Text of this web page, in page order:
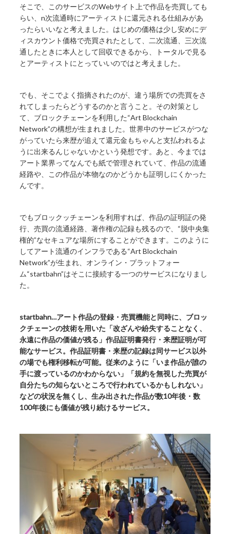
そこで、このサービスのWebサイト上で作品を売買しても
らい、n次流通時にアーティストに還元される仕組みがあ
ったらいいなと考えました。はじめの価格は少し安めにデ
ィスカウント価格で売買されたとして、二次流通、三次流
通したときに本人として回収できるから、トータルで見る
とアーティストにとっていいのではと考えました。
でも、そこでよく指摘されたのが、違う場所での売買をさ
れてしまったらどうするのかと言うこと。その対策とし
て、ブロックチェーンを利用した“Art Blockchain
Network”の構想が生まれました。世界中のサービスがつな
がっていたら来歴が追えて還元金もちゃんと支払われるよ
うに出来るんじゃないかという発想です。あと、今までは
アート業界ってなんでも紙で管理されていて、作品の流通
経路や、この作品が本物なのかどうかも証明しにくかった
んです。
でもブロックッチェーンを利用すれば、作品の証明証の発
行、売買の流通経路、著作権の記録も残るので、“脱中央集
権的”なセキュアな場所にすることができます。このように
してアート流通のインフラである“Art Blockchain
Network”が生まれ、オンライン・プラットフォー
ム“startbahn”はそこに接続する一つのサービスになりまし
た。
startbahn…アート作品の登録・売買機能と同時に、ブロッ
クチェーンの技術を用いた「改ざんや紛失することなく、
永遠に作品の価値が残る」作品証明書発行・来歴証明が可
能なサービス。作品証明書・来歴の記録は同サービス以外
の場でも権利移転が可能。従来のように「いま作品が誰の
手に渡っているのかわからない」「規約を無視した売買が
自分たちの知らないところで行われているかもしれない」
などの状況を無くし、生み出された作品が数10年後・数
100年後にも価値が残り続けるサービス。